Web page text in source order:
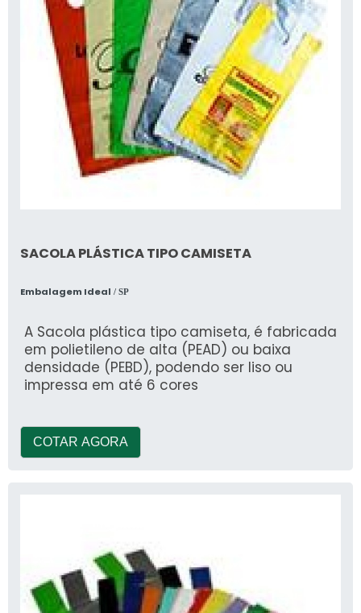
SACOLA PLÁSTICA TIPO CAMISETA
Embalagem Ideal / SP
A Sacola plástica tipo camiseta, é fabricada
em polietileno de alta (PEAD) ou baixa
densidade (PEBD), podendo ser liso ou
impressa em até 6 cores
COTAR AGORA